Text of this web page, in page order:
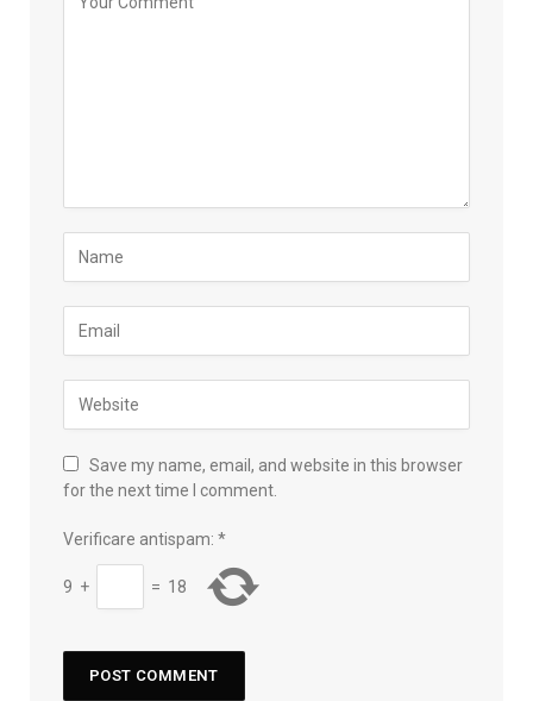
Save my name, email, and website in this browser
for the next time I comment.
Verificare antispam: *
9 + = 18